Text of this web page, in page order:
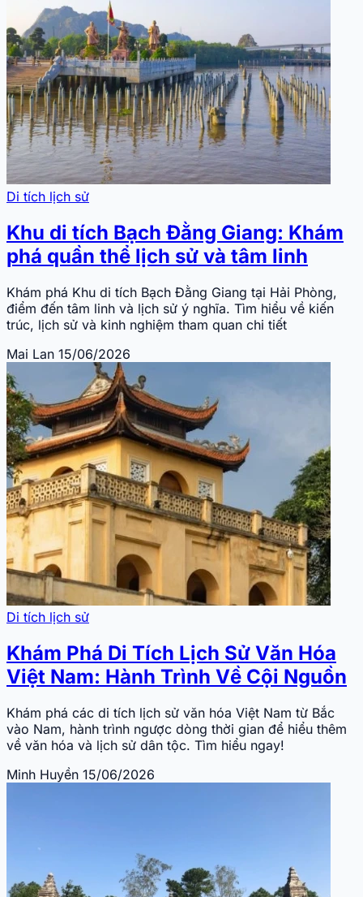
Di tích lịch sử
Khu di tích Bạch Đằng Giang: Khám
phá quần thể lịch sử và tâm linh
Khám phá Khu di tích Bạch Đằng Giang tại Hải Phòng,
điểm đến tâm linh và lịch sử ý nghĩa. Tìm hiểu về kiến
trúc, lịch sử và kinh nghiệm tham quan chi tiết
Mai Lan 15/06/2026
Di tích lịch sử
Khám Phá Di Tích Lịch Sử Văn Hóa
Việt Nam: Hành Trình Về Cội Nguồn
Khám phá các di tích lịch sử văn hóa Việt Nam từ Bắc
vào Nam, hành trình ngược dòng thời gian để hiểu thêm
về văn hóa và lịch sử dân tộc. Tìm hiểu ngay!
Minh Huyền 15/06/2026